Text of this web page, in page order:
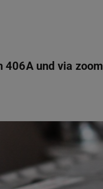
406A und via zoom